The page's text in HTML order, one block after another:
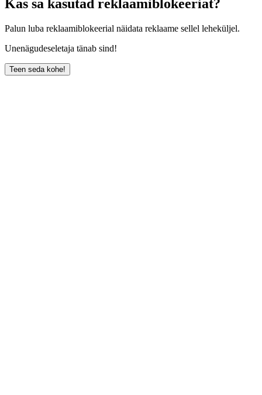
Kas sa kasutad reklaamiblokeeriat?
Palun luba reklaamiblokeerial näidata reklaame sellel leheküljel.
Unenägudeseletaja tänab sind!
Teen seda kohe!